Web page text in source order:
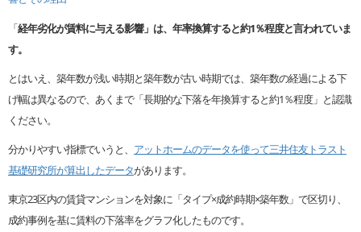
「経年劣化が賃料に与える影響」は、年率換算すると約1％程度と言われていま
す。
とはいえ、築年数が浅い時期と築年数が古い時期では、築年数の経過による下
げ幅は異なるので、あくまで「長期的な下落を年換算すると約1％程度」と認識
ください。
分かりやすい指標でいうと、 アットホームのデータを使って三井住友トラスト
基礎研究所が算出したデータがあります。
東京23区内の賃貸マンションを対象に「タイプ×成約時期×築年数」で区切り、
成約事例を基に賃料の下落率をグラフ化したものです。